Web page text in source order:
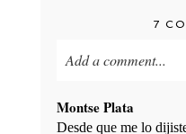
7
Add a comment...
Your email is never
fields are marked *
Montse Plata
Desde que me lo